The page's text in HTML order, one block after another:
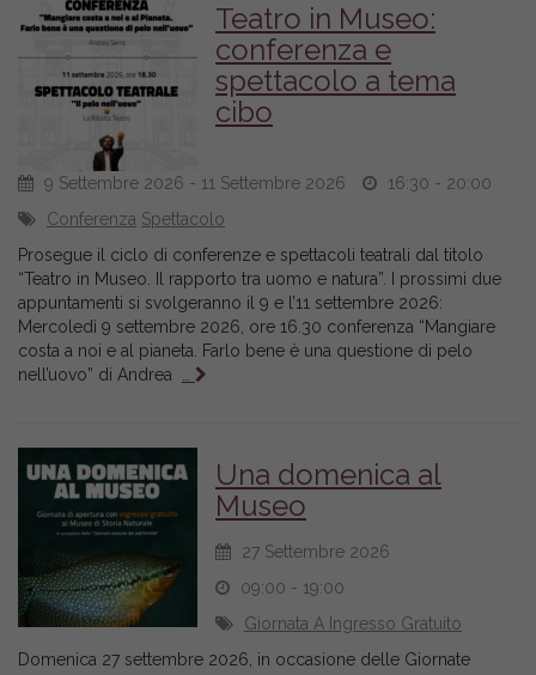
Teatro in Museo:
conferenza e
spettacolo a tema
cibo
9 Settembre 2026 - 11 Settembre 2026
16:30 - 20:00
Conferenza Spettacolo
Prosegue il ciclo di conferenze e spettacoli teatrali dal titolo
“Teatro in Museo. Il rapporto tra uomo e natura”. I prossimi due
appuntamenti si svolgeranno il 9 e l’11 settembre 2026:
Mercoledì 9 settembre 2026, ore 16.30 conferenza “Mangiare
costa a noi e al pianeta. Farlo bene è una questione di pelo
nell’uovo” di Andrea
Una domenica al
Museo
27 Settembre 2026
09:00 - 19:00
Giornata A Ingresso Gratuito
Domenica 27 settembre 2026, in occasione delle Giornate